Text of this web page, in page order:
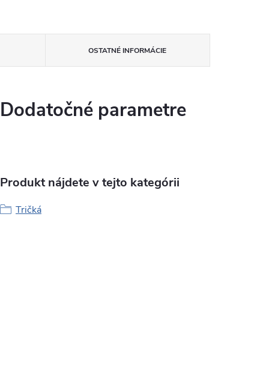
OSTATNÉ INFORMÁCIE
Dodatočné parametre
Produkt nájdete v tejto kategórii
Tričká